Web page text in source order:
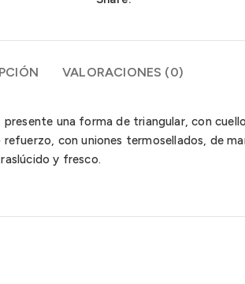
VALORACIONES (0)
una forma de triangular, con
con uniones termosellados, de
y fresco.